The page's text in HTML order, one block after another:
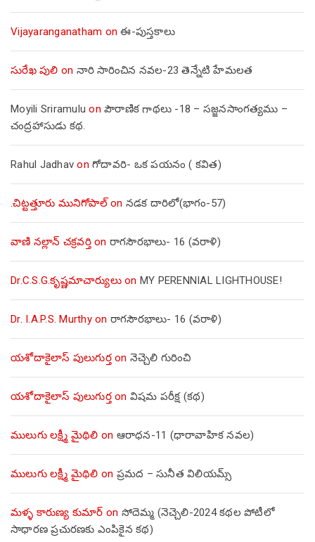
Vijayaranganatham onఈ-పుస్తకాలు
సురేఖ పులి on నారి సారించిన నవల-23 తెన్నేటి హేమలత
Moyili Sriramulu on పౌరాణిక గాథలు -18 – సజ్జనసాంగత్యము –
చంద్రహాసుడు కథ.
Rahul Jadhav on గోదావరి- ఒక పయనం ( కవిత)
.చిట్టత్తూరు మునిగోపాల్on నడక దారిలో(భాగం-57)
వాణి నల్లాన్ చక్రవర్తిon రాగసౌరభాలు- 16 (వరాళి)
Dr.C.S.G.కృష్ణమాచార్యులుon MY PERENNIAL LIGHTHOUSE!
Dr. I.A.P.S. Murthyon రాగసౌరభాలు- 16 (వరాళి)
యశోదాకైలాస్ పులుగుర్తon నెచ్చెలి గురించి
యశోదాకైలాస్ పులుగుర్తon విషమ పరీక్ష (క‌థ‌)
ములుగు లక్ష్మీ మైథిలి on ఆరాధన-11 (ధారావాహిక నవల)
ములుగు లక్ష్మీ మైథిలి on ప్రమద – సునీత విలియమ్స్
మళ్ళ కారుణ్య కుమార్ on సోదెమ్మ (నెచ్చెలి-2024 కథల పోటీలో
సాధారణ ప్రచురణకు ఎంపికైన కథ)